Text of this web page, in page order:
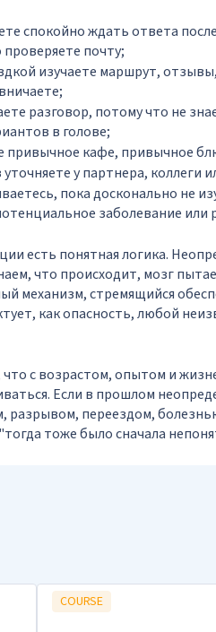
спокойно ждать ответа
почту;
изучаете маршрут,
разговор, потому что не
в голове;
привычное кафе, привычное
уточняете у партнера,
пока досконально не
заболевание или
есть понятная логика.
что происходит, мозг
механизм, стремящийся
как опасность, любой
с возрастом, опытом и
Если в прошлом
разрывом, переездом,
тоже было сначала
COURSE